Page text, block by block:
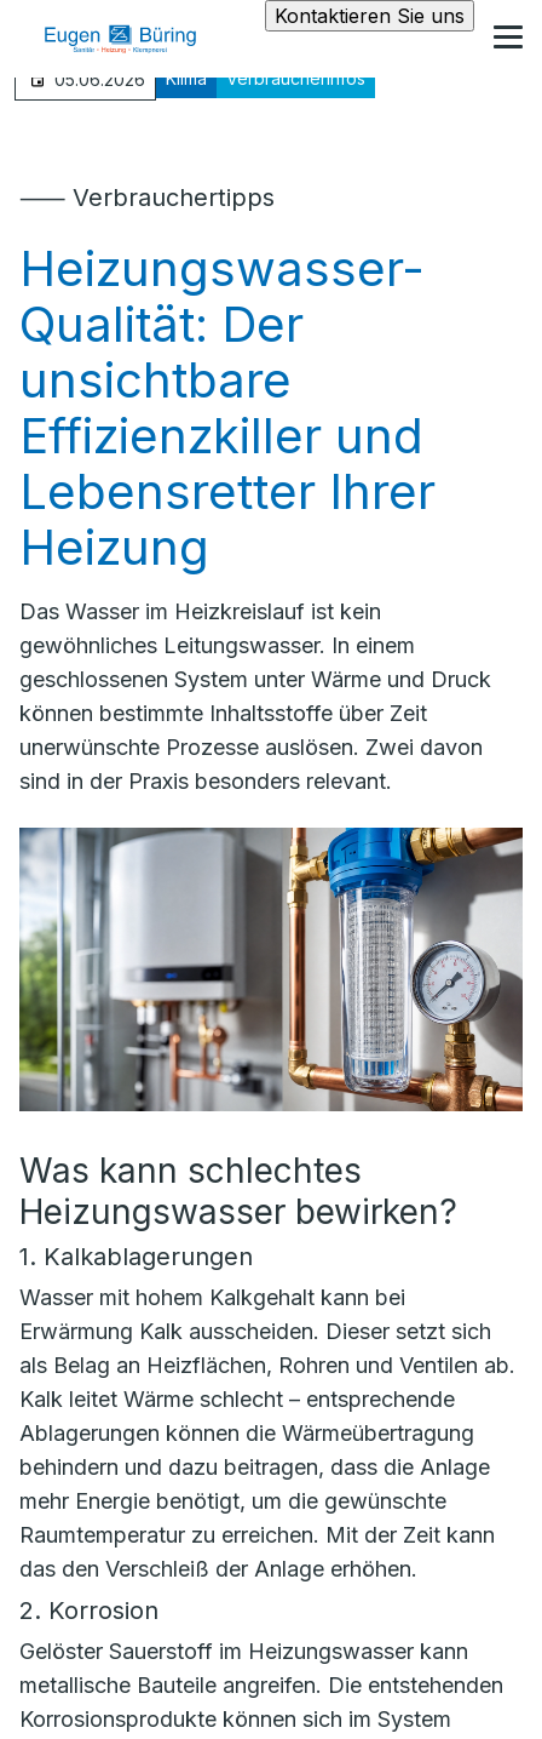
Kontaktieren Sie uns
05.06.2026 Klima Verbraucherinfos
⸺ Verbrauchertipps
Heizungswasser-
Qualität: Der
unsichtbare
Effizienzkiller und
Lebensretter Ihrer
Heizung
Das Wasser im Heizkreislauf ist kein
gewöhnliches Leitungswasser. In einem
geschlossenen System unter Wärme und Druck
können bestimmte Inhaltsstoffe über Zeit
unerwünschte Prozesse auslösen. Zwei davon
sind in der Praxis besonders relevant.
Was kann schlechtes
Heizungswasser bewirken?
1. Kalkablagerungen
Wasser mit hohem Kalkgehalt kann bei
Erwärmung Kalk ausscheiden. Dieser setzt sich
als Belag an Heizflächen, Rohren und Ventilen ab.
Kalk leitet Wärme schlecht – entsprechende
Ablagerungen können die Wärmeübertragung
behindern und dazu beitragen, dass die Anlage
mehr Energie benötigt, um die gewünschte
Raumtemperatur zu erreichen. Mit der Zeit kann
das den Verschleiß der Anlage erhöhen.
2. Korrosion
Gelöster Sauerstoff im Heizungswasser kann
metallische Bauteile angreifen. Die entstehenden
Korrosionsprodukte können sich im System